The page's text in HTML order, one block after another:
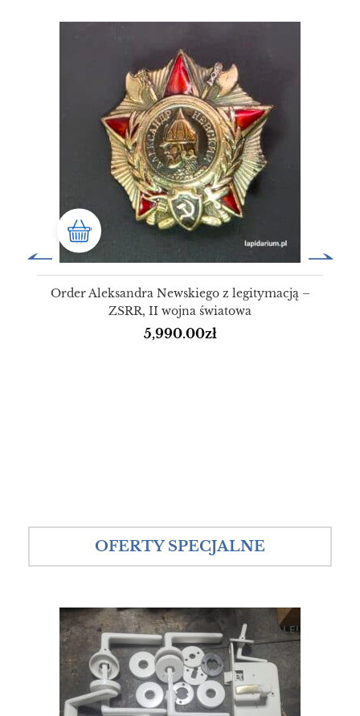
Order Aleksandra Newskiego z legitymacją –
ZSRR, II wojna światowa
5,990.00zł
OFERTY SPECJALNE
SALE!